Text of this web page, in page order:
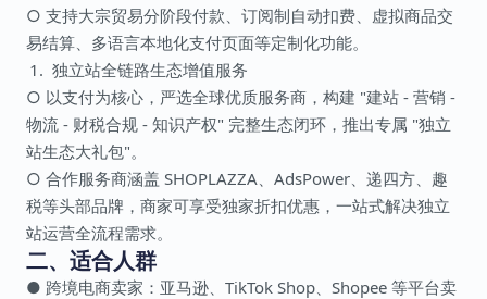
○ 支持大宗贸易分阶段付款、订阅制自动扣费、虚拟商品交
易结算、多语言本地化支付页面等定制化功能。
独立站全链路生态增值服务
○ 以支付为核心，严选全球优质服务商，构建 "建站 - 营销 -
物流 - 财税合规 - 知识产权" 完整生态闭环，推出专属 "独立
站生态大礼包"。
○ 合作服务商涵盖 SHOPLAZZA、AdsPower、递四方、趣
税等头部品牌，商家可享受独家折扣优惠，一站式解决独立
站运营全流程需求。
二、适合人群
● 跨境电商卖家：亚马逊、TikTok Shop、Shopee 等平台卖